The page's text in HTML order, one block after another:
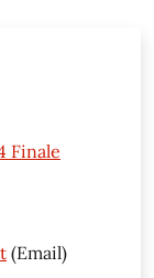
Finale
(Email)